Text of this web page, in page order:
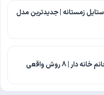
زمستانه | جدیدترین مدل
دار | 8 روش واقعی